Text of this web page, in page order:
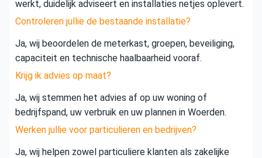
werkt, duidelijk adviseert en installaties netjes oplevert.
Controleren jullie de bestaande installatie?
Ja, wij beoordelen de meterkast, groepen, beveiliging,
capaciteit en technische haalbaarheid vooraf.
Krijg ik advies op maat?
Ja, wij stemmen het advies af op uw woning of
bedrijfspand, uw verbruik en uw plannen in Woerden.
Werken jullie voor particulieren en bedrijven?
Ja, wij helpen zowel particuliere klanten als zakelijke